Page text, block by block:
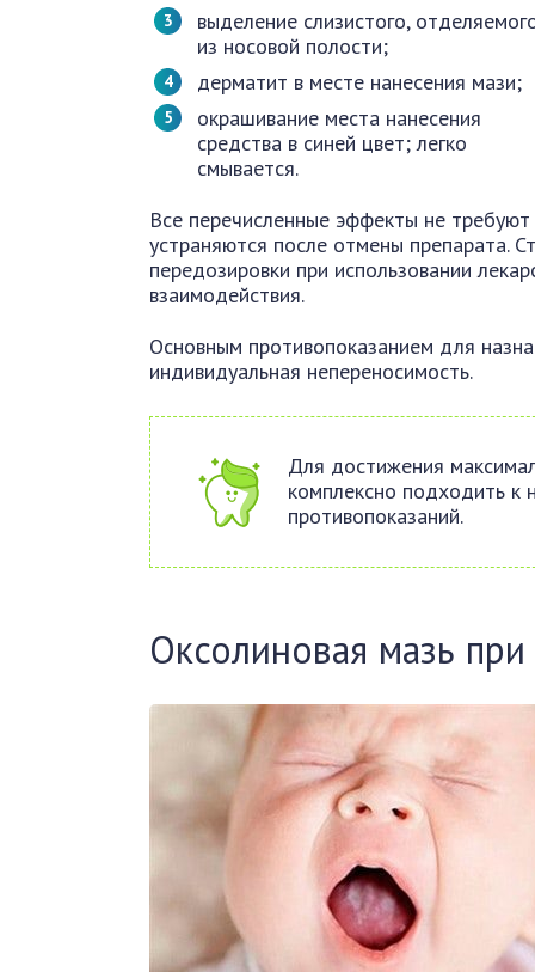
выделение слизистого,
из носовой полости;
дерматит в месте нанесения мази;
окрашивание места нанесения
средства в синей цвет; легко
смывается.
Все перечисленные эффекты не
устраняются после отмены препарата.
передозировки при использовании
взаимодействия.
Основным противопоказанием для
индивидуальная непереносимость.
Для достижения
комплексно подходить к
противопоказаний.
Оксолиновая мазь